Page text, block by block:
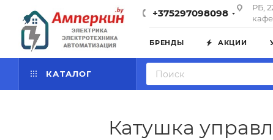
+375297098098
РБ,
БРЕНДЫ АКЦИИ
КАТАЛОГ
Катушка